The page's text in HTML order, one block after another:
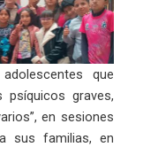
que
graves,
en sesiones
sus familias, en